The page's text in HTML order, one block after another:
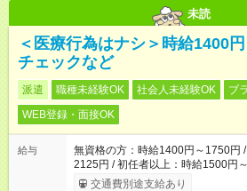
未読
＜医療行為はナシ＞時給1400
チェックなど
派遣 職種未経験OK 社会人未経験OK
ブ
WEB登録・面接OK
給与
無資格の方：時給1400円～1750円
2125円 / 初任者以上：時給1500円
交通費別途支給あり